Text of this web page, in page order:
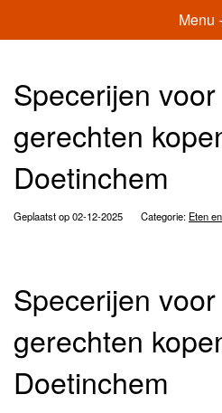
Menu
Specerijen
gerechten
Doetinchem
Geplaatst op 02-12-2025 Categorie: Eten
Specerijen
gerechten
Doetinchem